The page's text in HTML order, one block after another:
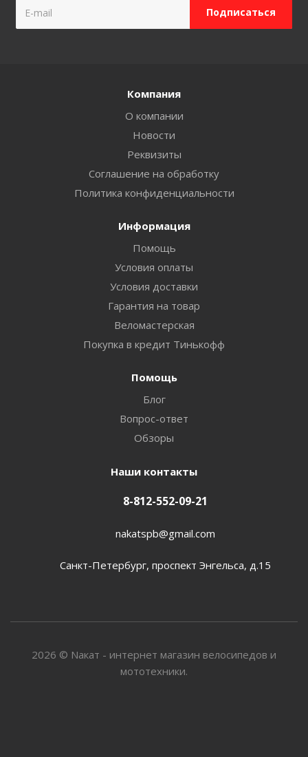
Компания
О компании
Новости
Реквизиты
Соглашение на обработку
Политика конфиденциальности
Информация
Помощь
Условия оплаты
Условия доставки
Гарантия на товар
Веломастерская
Покупка в кредит Тинькофф
Помощь
Блог
Вопрос-ответ
Обзоры
Наши контакты
8-812-552-09-21
nakatspb@gmail.com
Санкт-Петербург, проспект Энгельса, д.15
2026 © Nакат - интернет магазин велосипедов и
мототехники.